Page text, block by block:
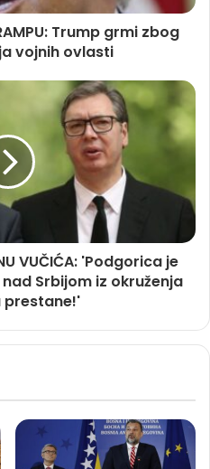
Trump grmi zbog
vojnih ovlasti
VUČIĆA: 'Podgorica je
Srbijom iz okruženja
prestane!'